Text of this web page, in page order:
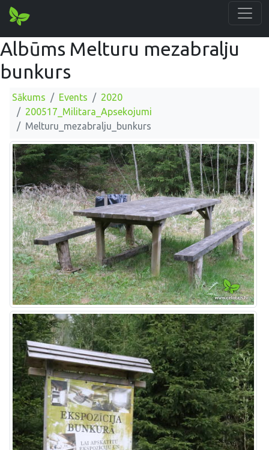
Albūms Melturu mezabralju
bunkurs
Sākums Events
2020
200517_Militara_Apsekojumi
Melturu_mezabralju_bunkurs